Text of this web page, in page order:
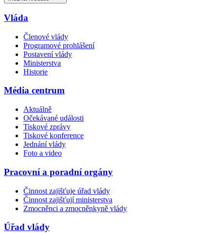
Vláda
Členové vlády
Programové prohlášení
Postavení vlády
Ministerstva
Historie
Média centrum
Aktuálně
Očekávané události
Tiskové zprávy
Tiskové konference
Jednání vlády
Foto a video
Pracovní a poradní orgány
Činnost zajišťuje úřad vlády
Činnost zajišťují ministerstva
Zmocněnci a zmocněnkyně vlády
Úřad vlády